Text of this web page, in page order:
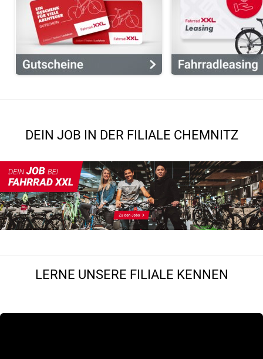
DEIN JOB IN DER FILIALE CHEMNITZ
LERNE UNSERE FILIALE KENNEN